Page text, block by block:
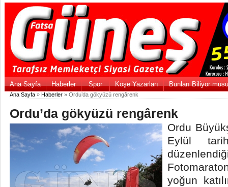
Ana Sayfa Haberler Spor Köşe Yazarları Bunları Biliyor
Ana Sayfa » Haberler » Ordu’da gökyüzü rengârenk
Ordu’da gökyüzü rengârenk
Ordu
Eylül
yoğun